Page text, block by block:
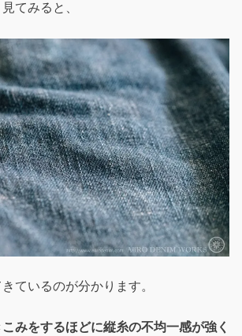
てみると、
ているのが分かります。
こみをするほどに縦糸の不均一感が強く